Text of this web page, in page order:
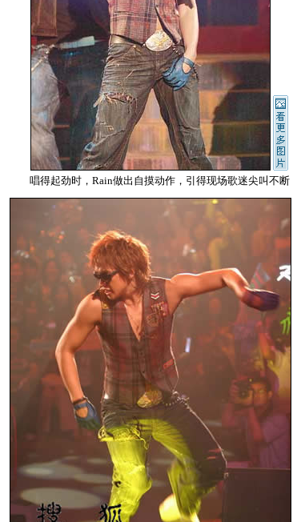
唱得起劲时，Rain做出自摸动作，引得现场歌迷尖叫不断